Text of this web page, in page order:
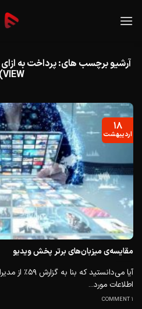
آرشیو برچسب های:
VIEW)
مقایسه‌ی میزبان‌های برتر پخش ویدیو
آیا می‌دانستید
اطلاعات مورد...
1 COMMENT
۱۸
اردیبهشت